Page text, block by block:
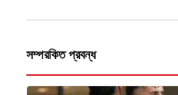
সম্পরকিত প্রবন্ধ